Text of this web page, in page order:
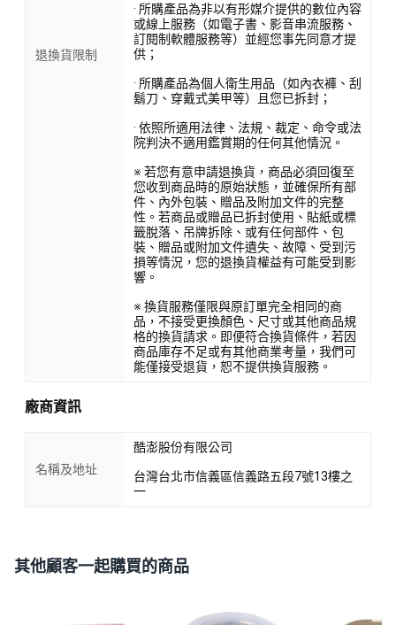
退換貨限制
· 所購產品為非以有形媒介提供的數位內容
或線上服務（如電子書、影音串流服務、
訂閱制軟體服務等）並經您事先同意才提
供；
· 所購產品為個人衛生用品（如內衣褲、刮
鬍刀、穿戴式美甲等）且您已拆封；
· 依照所適用法律、法規、裁定、命令或法
院判決不適用鑑賞期的任何其他情況。
※ 若您有意申請退換貨，商品必須回復至
您收到商品時的原始狀態，並確保所有部
件、內外包裝、贈品及附加文件的完整
性。若商品或贈品已拆封使用、貼紙或標
籤脫落、吊牌拆除、或有任何部件、包
裝、贈品或附加文件遺失、故障、受到污
損等情況，您的退換貨權益有可能受到影
響。
※ 換貨服務僅限與原訂單完全相同的商
品，不接受更換顏色、尺寸或其他商品規
格的換貨請求。即便符合換貨條件，若因
商品庫存不足或有其他商業考量，我們可
能僅接受退貨，恕不提供換貨服務。
廠商資訊
名稱及地址
酷澎股份有限公司
台灣台北市信義區信義路五段7號13樓之
一
其他顧客一起購買的商品